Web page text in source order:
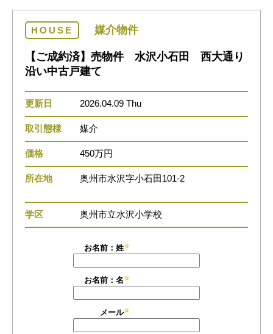
HOUSE 媒介物件
【ご成約済】売物件 水沢小石田 西大通り
沿い中古戸建て
更新日 2026.04.09 Thu
取引態様 媒介
価格 450万円
所在地 奥州市水沢字小石田101-2
学区 奥州市立水沢小学校